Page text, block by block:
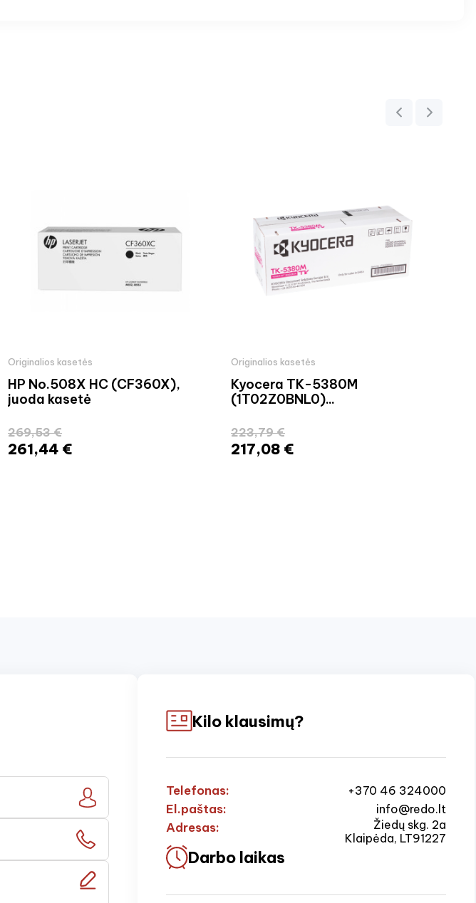
Originalios kasetės
HP No.508X HC (CF360X),
juoda kasetė
269,53 €
261,44 €
Originalios kasetės
Kyocera TK-5380M
(1T02Z0BNL0)...
223,79 €
217,08 €
Kilo klausimų?
Telefonas: +370 46 324000
El.paštas: info@redo.lt
Adresas:
Žiedų skg. 2a
Klaipėda, LT91227
Darbo laikas